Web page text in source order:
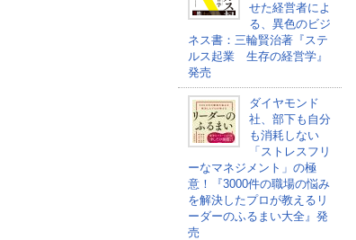
せた経営者によ
る、異色のビジ
ネス書：三輪賢治著『ステ
ルス起業 生存の経営学』
発売
ダイヤモンド
社、部下も自分
も消耗しない
「ストレスフリ
ーなマネジメント」の極
意！『3000件の職場の悩み
を解決したプロが教えるリ
ーダーのふるまい大全』発
売